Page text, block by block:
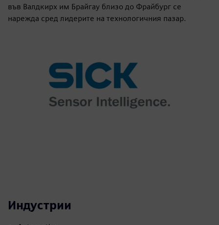
във Валдкирх им Брайгау близо до Фрайбург се
нарежда сред лидерите на технологичния пазар.
Индустрии